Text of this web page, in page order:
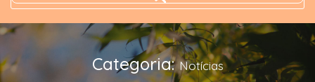
Categoria:Notícias